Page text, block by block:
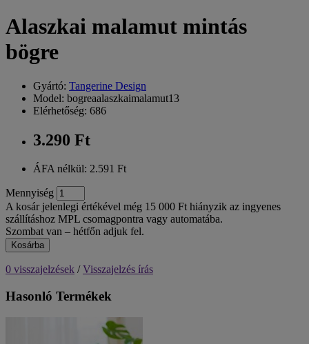
Alaszkai malamut mintás
bögre
Gyártó: Tangerine Design
Model: bogreaalaszkaimalamut13
Elérhetőség: 686
3.290 Ft
ÁFA nélkül: 2.591 Ft
Mennyiség
A kosár jelenlegi értékével még 15 000 Ft hiányzik az ingyenes
szállításhoz MPL csomagpontra vagy automatába.
Szombat van – hétfőn adjuk fel.
Kosárba
0 visszajelzések /Visszajelzés írás
Hasonló Termékek